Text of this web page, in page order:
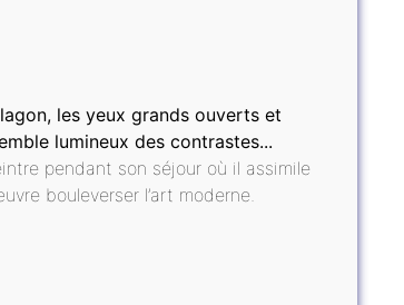
les yeux grands ouverts et
lumineux des contrastes...
pendant son séjour où il assimile
bouleverser l’art moderne.